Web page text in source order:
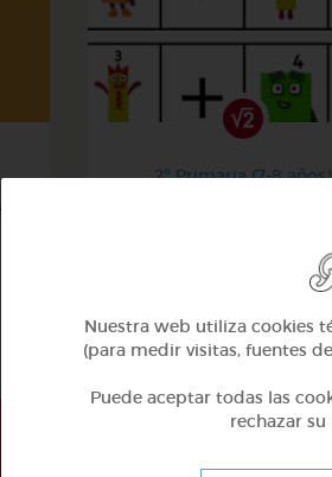
2º Primaria (7-8 años)
Nuestra web utiliza cookies
(para medir visitas, fuentes
Puede aceptar todas las
rechazar su